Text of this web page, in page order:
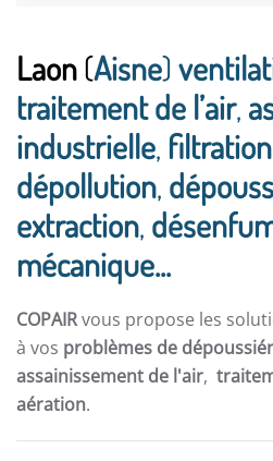
Laon(Aisne)
traitement de l’air,
industrielle,
dépollution,
extraction,
mécanique...
COPAIRvous propose les
à vos problèmes de
assainissement de l'air,
aération.